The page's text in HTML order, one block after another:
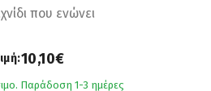
που ενώνει
10,10€
Παράδοση 1-3 ημέρες